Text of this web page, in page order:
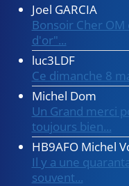
Joel GARCIA
Bonsoir Cher
d'or"...
luc3LDF
Ce dimanche 8
Michel Dom
Un Grand merci
toujours bien...
HB9AFO Michel
Il y a une
souvent...